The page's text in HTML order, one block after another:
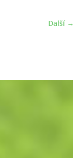
Další →